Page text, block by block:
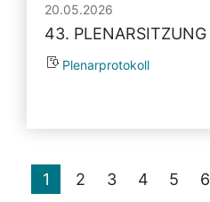
20.05.2026
43. PLENARSITZUNG
Plenarprotokoll
1 2 3 4 5 6